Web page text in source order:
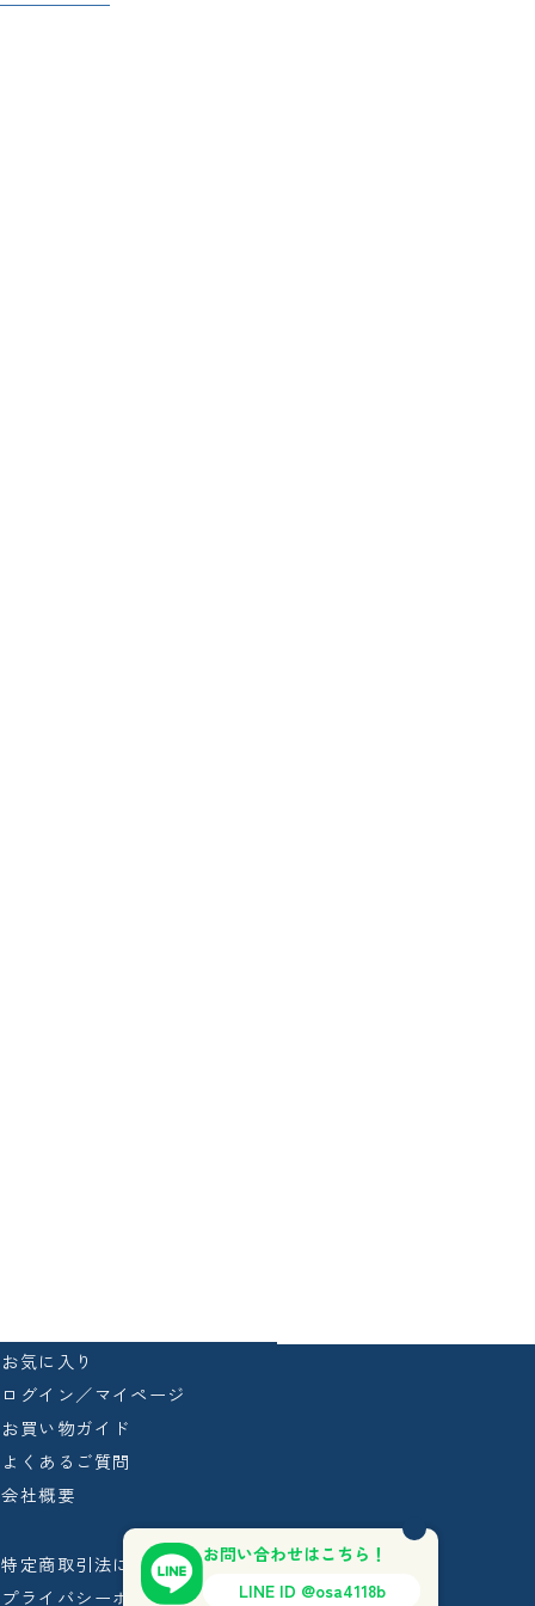
お問い合わせはこちら！
LINE ID @osa4118b
お気に入り
ログイン／マイページ
お買い物ガイド
よくあるご質問
会社概要
特定商取引法に基づく表記
プライバシーポリシー